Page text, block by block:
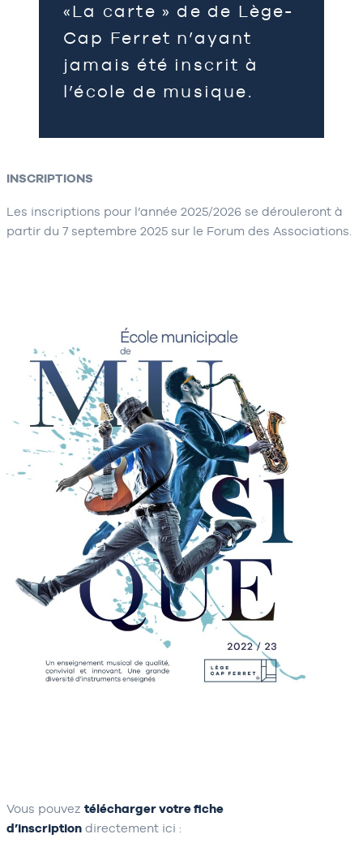
«La carte » de de Lège-
Cap Ferret n’ayant
jamais été inscrit à
l’école de musique.
INSCRIPTIONS
Les inscriptions pour l’année 2025/2026 se dérouleront à
partir du 7 septembre 2025 sur le Forum des Associations.
Vous pouvez télécharger votre fiche
d’inscription directement ici :